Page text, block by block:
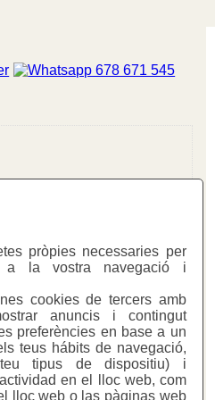
pròpies necessaries per
a la vostra navegació i
cookies de tercers amb
anuncis i contingut
preferències en base a un
teus hábits de navegació,
tipus de dispositiu) i
en el lloc web, com
lloc web o las pàginas web